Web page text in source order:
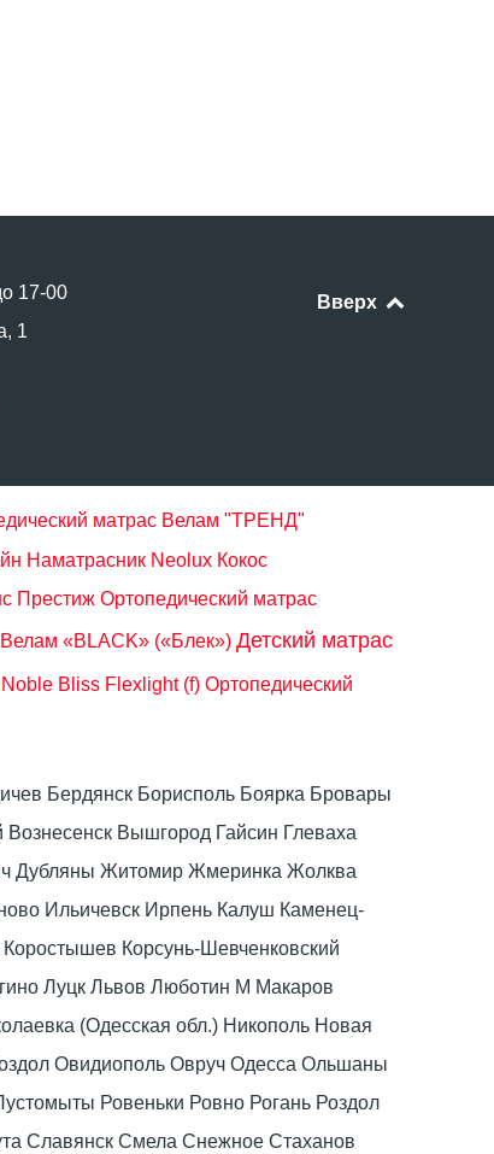
17-00
1
Вверх
матрас Велам "ТРЕНД"
Наматрасник Neolux Кокос
Престиж Ортопедический матрас
«BLACK» («Блек») Детский матрас
Bliss Flexlight (f) Ортопедический
Бердянск Борисполь Боярка Бровары
Вышгород Гайсин Глеваха
Дубляны Житомир Жмеринка Жолква
Ильичевск Ирпень Калуш Каменец-
Корсунь-Шевченковский
Луцк Львов Люботин М Макаров
(Одесская обл.) Никополь Новая
Овидиополь Овруч Одесса Ольшаны
Ровеньки Ровно Рогань Роздол
Славянск Смела Снежное Стаханов